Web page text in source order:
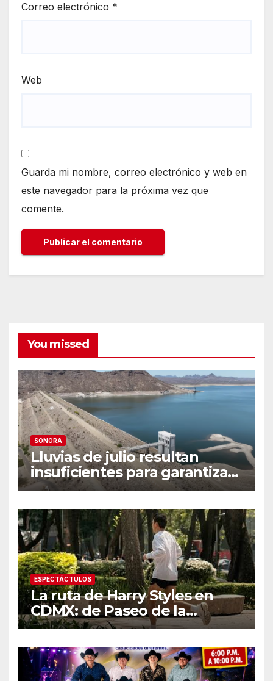
Correo electrónico *
Web
Guarda mi nombre, correo electrónico y web en
este navegador para la próxima vez que
comente.
You missed
SONORA
Lluvias de julio resultan
insuficientes para garantizar
el ciclo agrícola en el Valle
ESPECTÁCTULOS
La ruta de Harry Styles en
CDMX: de Paseo de la
Reforma a los tacos en la